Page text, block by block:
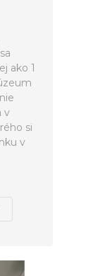
ako 1
v
si
v